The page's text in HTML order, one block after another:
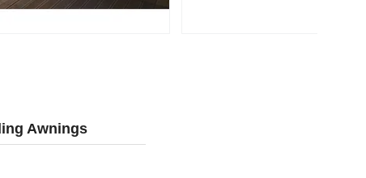
Awnings